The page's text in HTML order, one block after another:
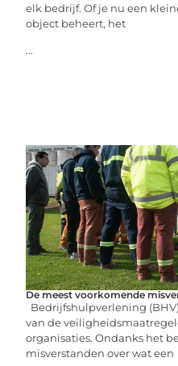
elk bedrijf. Of je nu een
object beheert, het
...
De meest voorkomende
Bedrijfshulpverlening
van de
organisaties. Ondanks het
misverstanden over wat een